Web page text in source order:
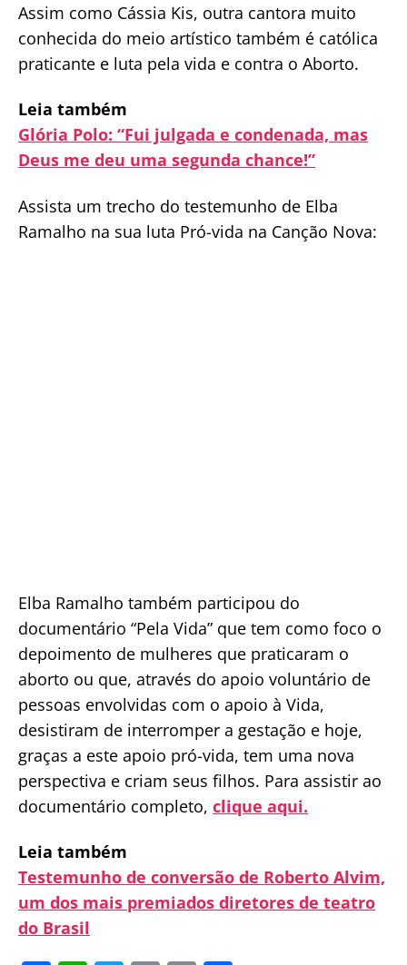
Assim como Cássia Kis, outra cantora muito
conhecida do meio artístico também é católica
praticante e luta pela vida e contra o Aborto.
Leia também
Glória Polo: “Fui julgada e condenada, mas
Deus me deu uma segunda chance!”
Assista um trecho do testemunho de Elba
Ramalho na sua luta Pró-vida na Canção Nova:
Elba Ramalho também participou do
documentário “Pela Vida” que tem como foco o
depoimento de mulheres que praticaram o
aborto ou que, através do apoio voluntário de
pessoas envolvidas com o apoio à Vida,
desistiram de interromper a gestação e hoje,
graças a este apoio pró-vida, tem uma nova
perspectiva e criam seus filhos. Para assistir ao
documentário completo, clique aqui.
Leia também
Testemunho de conversão de Roberto Alvim,
um dos mais premiados diretores de teatro
do Brasil